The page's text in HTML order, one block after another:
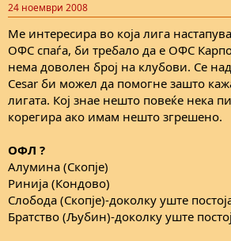
24 ноември 2008
Ме интересира во која лига
ОФС спаѓа, би требало да е ОФС
нема доволен број на клубови. Се
Cesar би можел да помогне зашто
лигата. Кој знае нешто повеќе нека
корегира ако имам нешто згрешено.
ОФЛ ?
Алумина (Скопје)
Ринија (Кондово)
Слобода (Скопје)-доколку уште
Братство (Љубин)-доколку уште